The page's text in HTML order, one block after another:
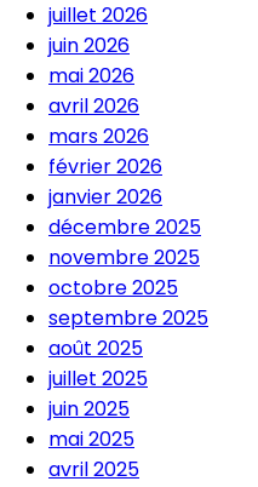
juillet 2026
juin 2026
mai 2026
avril 2026
mars 2026
février 2026
janvier 2026
décembre 2025
novembre 2025
octobre 2025
septembre 2025
août 2025
juillet 2025
juin 2025
mai 2025
avril 2025